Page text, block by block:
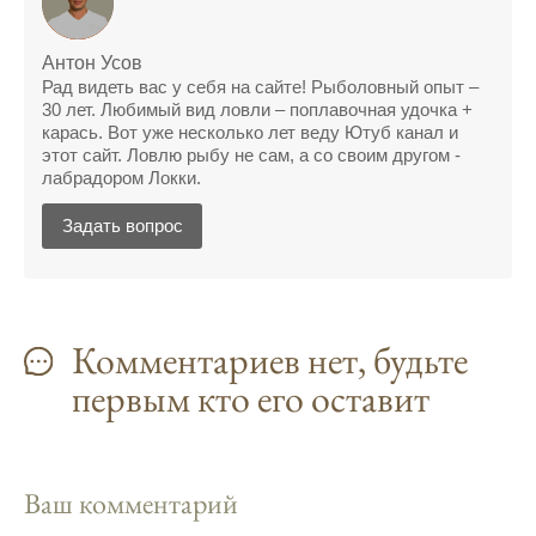
прекрасное место для рыбалки, и прогноз
клева вам в помощь.
Прогноз клева учитывает разные факторы,
и это делает его надежным.
Я всегда учитываю фазы луны и погодные
условия при выборе дня для рыбалки.
Благодаря точному прогнозу, я смог
успешно ловить рыбу в Московской
Сегодняшний прогноз клева на реке
Мербуш сработал на славу.
Антон Усов
Рад видеть вас у себя на сайте! Рыболовный опыт –
30 лет. Любимый вид ловли – поплавочная удочка +
карась. Вот уже несколько лет веду Ютуб канал и
этот сайт. Ловлю рыбу не сам, а со своим другом -
лабрадором Локки.
Задать вопрос
Комментариев нет, будьте
первым кто его оставит
Ваш комментарий